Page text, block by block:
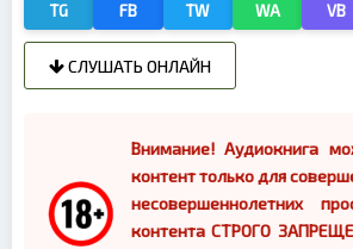
TG FB TW WA VB
СЛУШАТЬ ОНЛАЙН
Внимание! Аудиокнига
контент только для
несовершеннолетних
контента СТРОГО